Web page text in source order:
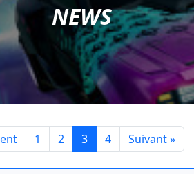
NEWS
1 2 3 4 Suivant »